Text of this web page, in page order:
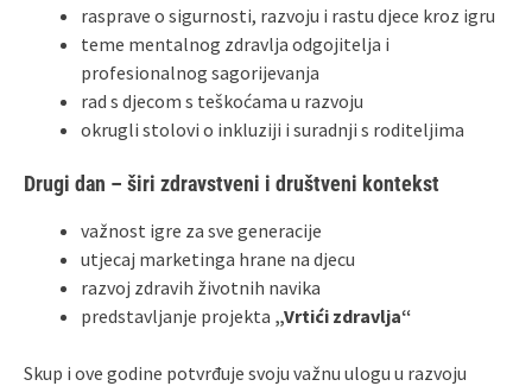
rasprave o sigurnosti, razvoju i rastu djece kroz igru
teme mentalnog zdravlja odgojitelja i
profesionalnog sagorijevanja
rad s djecom s teškoćama u razvoju
okrugli stolovi o inkluziji i suradnji s roditeljima
Drugi dan – širi zdravstveni i društveni kontekst
važnost igre za sve generacije
utjecaj marketinga hrane na djecu
razvoj zdravih životnih navika
predstavljanje projekta „Vrtići zdravlja“
Skup i ove godine potvrđuje svoju važnu ulogu u razvoju